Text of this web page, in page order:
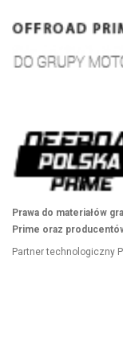
Prawa do materiałów
Prime oraz
Partner technologiczny